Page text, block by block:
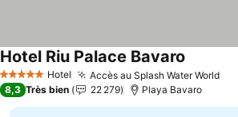
5 Étoiles Hotel Accès au Splash Water World
Hotel Riu Palace Bavaro
8,3 Très bien 22 279 Playa Bavaro